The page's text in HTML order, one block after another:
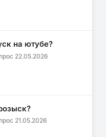
на ютубе?
22.05.2026
21.05.2026